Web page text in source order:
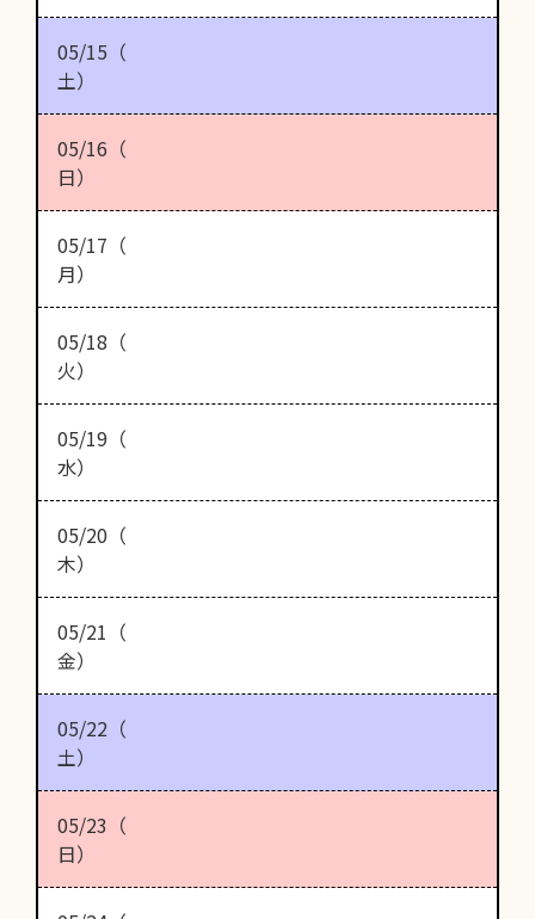
05/15（
土）
05/16（
日）
05/17（
月）
05/18（
火）
05/19（
水）
05/20（
木）
05/21（
金）
05/22（
土）
05/23（
日）